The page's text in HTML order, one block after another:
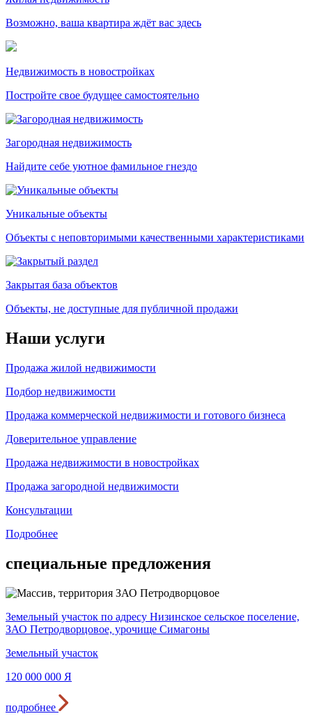
Возможно, ваша квартира ждёт вас здесь
Недвижимость в новостройках
Постройте свое будущее самостоятельно
Загородная недвижимость
Найдите себе уютное фамильное гнездо
Уникальные объекты
Объекты с неповторимыми качественными характеристиками
Закрытая база объектов
Объекты, не доступные для публичной продажи
Наши услуги
Продажа жилой недвижимости
Подбор недвижимости
Продажа коммерческой недвижимости и готового бизнеса
Доверительное управление
Продажа недвижимости в новостройках
Продажа загородной недвижимости
Консультации
Подробнее
специальные предложения
Земельный участок по адресу Низинское сельское поселение,
ЗАО Петродворцовое, урочище Симагоны
Земельный участок
120 000 000 Я
подробнее